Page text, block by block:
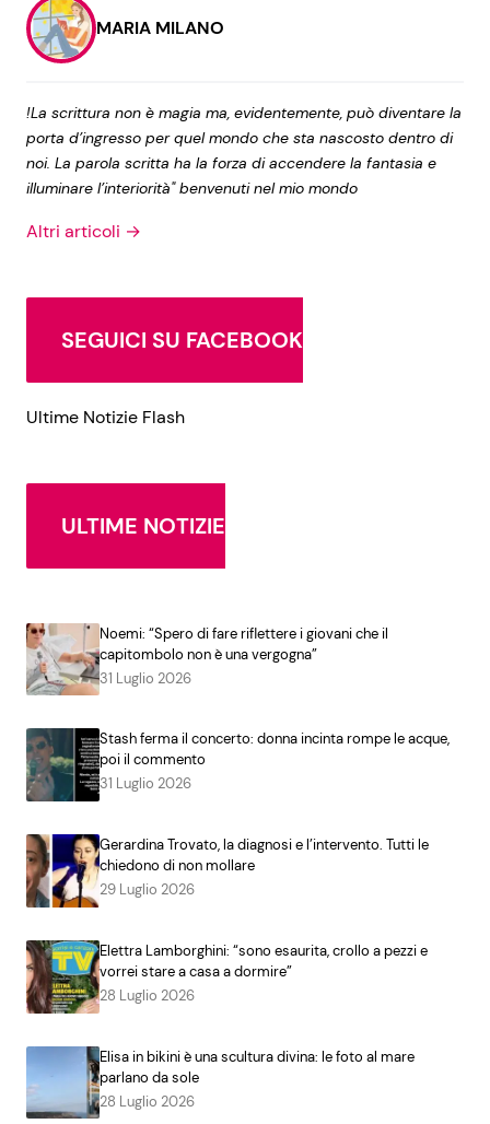
MARIA MILANO
!La scrittura non è magia ma, evidentemente, può diventare la
porta d’ingresso per quel mondo che sta nascosto dentro di
noi. La parola scritta ha la forza di accendere la fantasia e
illuminare l’interiorità" benvenuti nel mio mondo
Altri articoli →
SEGUICI SU FACEBOOK
Ultime Notizie Flash
ULTIME NOTIZIE
Noemi: “Spero di fare riflettere i giovani che il
capitombolo non è una vergogna”
31 Luglio 2026
Stash ferma il concerto: donna incinta rompe le acque,
poi il commento
31 Luglio 2026
Gerardina Trovato, la diagnosi e l’intervento. Tutti le
chiedono di non mollare
29 Luglio 2026
Elettra Lamborghini: “sono esaurita, crollo a pezzi e
vorrei stare a casa a dormire”
28 Luglio 2026
Elisa in bikini è una scultura divina: le foto al mare
parlano da sole
28 Luglio 2026